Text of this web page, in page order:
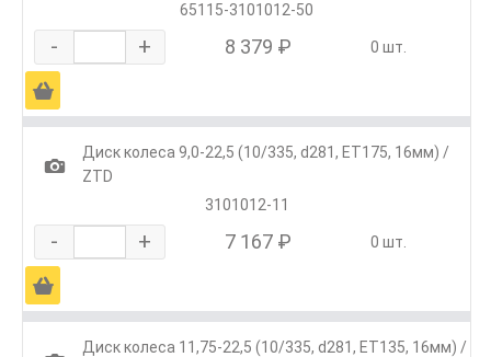
65115-3101012-50
- + 8 379 ₽ 0 шт.
Ä
1
Диск колеса 9,0-22,5 (10/335, d281, ET175, 16мм) /
ZTD
3101012-11
- + 7 167 ₽ 0 шт.
Ä
Диск колеса 11,75-22,5 (10/335, d281, ET135, 16мм) /